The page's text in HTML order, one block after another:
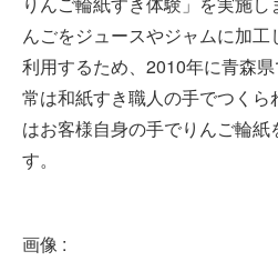
んごをジュースやジャムに加
利用するため、2010年に青森
常は和紙すき職人の手でつく
はお客様自身の手でりんご輪紙
す。
画像 :